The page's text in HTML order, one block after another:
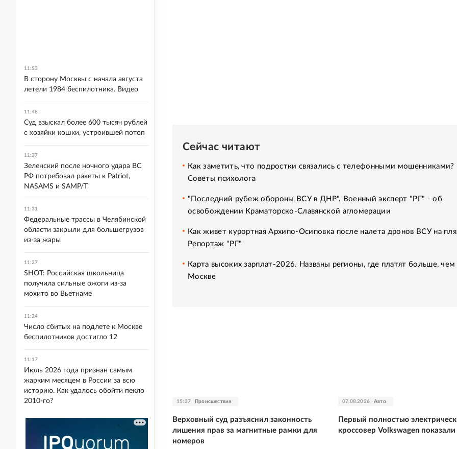
Сейчас читают
Как заметить, что подростки связались с телефонными мошенниками?
Советы психолога
"Последний рубеж обороны ВСУ в ДНР". Военный эксперт "РГ" - об
освобождении Краматорско-Славянской агломерации
Как живет курортная Архипо-Осиповка после налета дронов ВСУ на
Репортаж "РГ"
Карта высоких зарплат-2026. Названы регионы, где платят больше, чем
Москве
15:27 Происшествия
Верховный суд разъяснил законность
лишения прав за магнитные рамки для
номеров
07.08.2026 Авто
Первый полностью
кроссовер Volkswagen
11:53
В сторону Москвы с начала августа
летели 1984 беспилотника. Видео
11:48
Суд взыскал более 600 тысяч рублей
с хозяйки кошки, устроившей потоп
11:37
Зеленский после ночного удара ВС
РФ потребовал ракеты к Patriot,
NASAMS и SAMP/T
11:31
Федеральные трассы в Челябинской
области закрыли для большегрузов
из-за жары
11:27
SHOT: Российская школьница
получила сильные ожоги из-за
мохито во Вьетнаме
11:24
Число сбитых на подлете к Москве
беспилотников достигло 12
11:17
Июль 2026 года признан самым
жарким месяцем в России за всю
историю. Как удалось обойти пекло
2010-го?